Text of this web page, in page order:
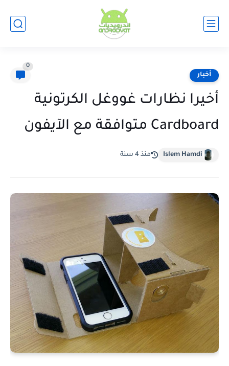
أخبار
0
أخيرا نظارات غووغل الكرتونية
Cardboard متوافقة مع الآيفون
Islem Hamdi منذ 4 سنة